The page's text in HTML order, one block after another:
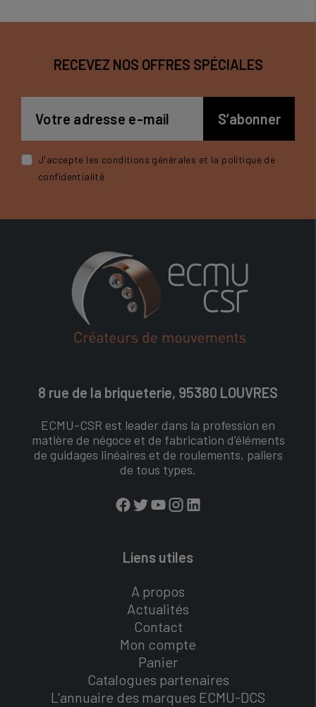
RECEVEZ NOS OFFRES SPÉCIALES
J'accepte les conditions générales et la politique de
confidentialité
8 rue de la briqueterie, 95380 LOUVRES
ECMU-CSR est leader dans la profession en
matière de négoce et de fabrication d’éléments
de guidages linéaires et de roulements, paliers
de tous types.
Liens utiles
A propos
Actualités
Contact
Mon compte
Panier
Catalogues partenaires
L'annuaire des marques ECMU-DCS